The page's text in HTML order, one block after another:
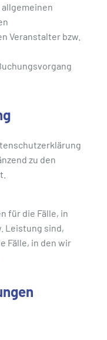
Veranstalter bzw.
zu den
für die Fälle, in
Leistung sind,
Fälle, in den wir